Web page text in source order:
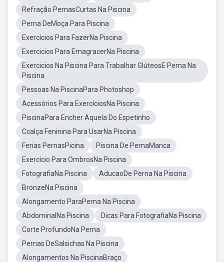
Refração PernasCurtas Na Piscina
Perna DeMoça Para Piscina
Exercícios Para FazerNa Piscina
Exercicios Para EmagracerNa Piscina
Exercicios Na Piscina Para Trabalhar GlúteosE Perna Na
Piscina
Pessoas Na PiscinaPara Photoshop
Acessórios Para ExercíciosNa Piscina
PiscinaPara Encher Aquela Do Espetinho
Ccalça Feninina Para UsarNa Piscina
Ferias PernasPicina
Piscina De PernaManca
Exercício Para OmbrosNa Piscina
FotografiaNa Piscina
AducaoDe Perna Na Piscina
BronzeNa Piscina
Alongamento ParaPerna Na Piscina
AbdominalNa Piscina
Dicas Para FotografiaNa Piscina
Corte ProfundoNa Perna
Pernas DeSalsichas Na Piscina
Alongamentos Na PiscinaBraço